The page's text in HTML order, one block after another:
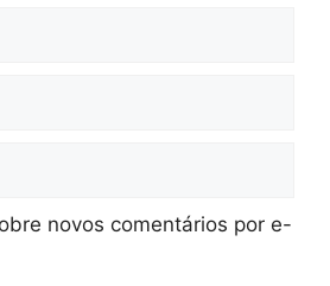
novos comentários por e-